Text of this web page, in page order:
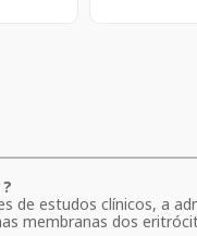
de estudos clínicos, a
membranas dos